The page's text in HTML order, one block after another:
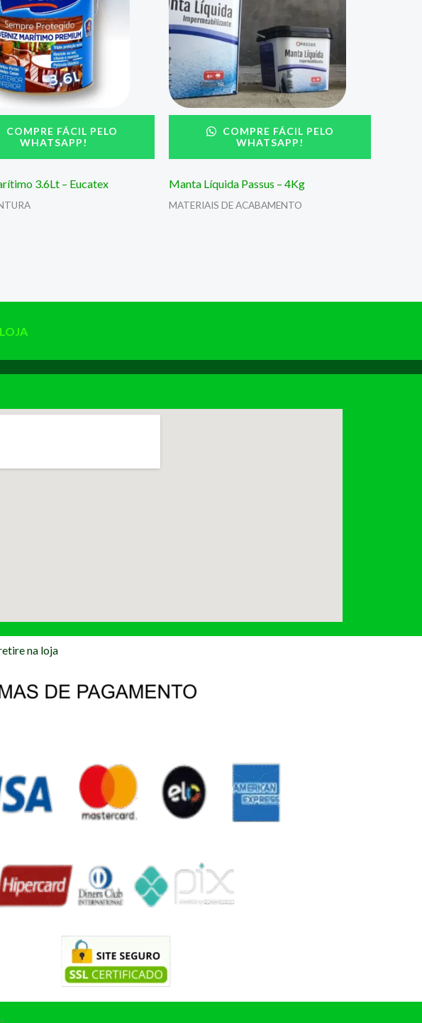
COMPRE FÁCIL PELO
WHATSAPP!
3.6Lt – Eucatex
COMPRE FÁCIL PELO
WHATSAPP!
Manta Líquida Passus – 4Kg
MATERIAIS DE ACABAMENTO
na loja